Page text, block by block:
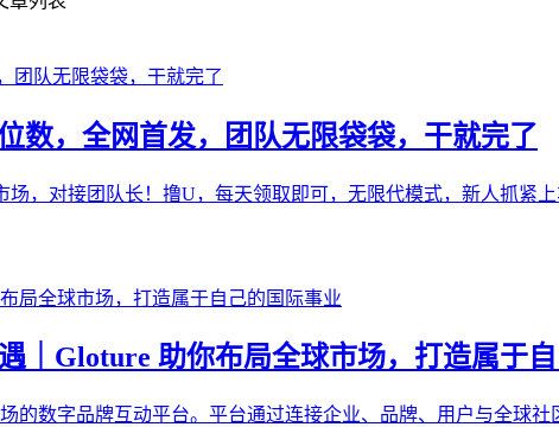
数，全网首发，团队无限袋袋，干就完了
，对接团队长！撸U，每天领取即可，无限代模式，新人抓紧
｜Gloture 助你布局全球市场，打造属于
的数字品牌互动平台。平台通过连接企业、品牌、用户与全球